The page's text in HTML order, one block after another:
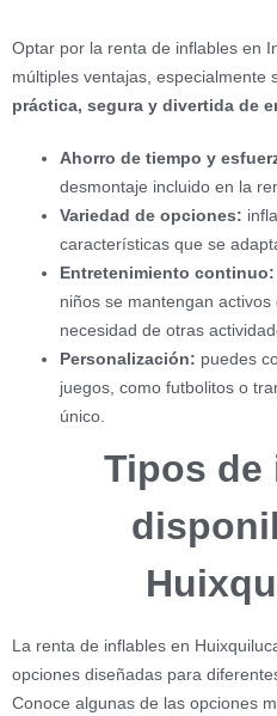
Optar por la renta de inflables en
múltiples ventajas, especialmente
práctica, segura y divertida de
Ahorro de tiempo y
desmontaje incluido en la
Variedad de opciones:
características que se
Entretenimiento continuo:
niños se mantengan
necesidad de otras
Personalización: puedes
juegos, como futbolitos o
único.
Tipos de
La renta de inflables en
opciones diseñadas para
Conoce algunas de las opciones